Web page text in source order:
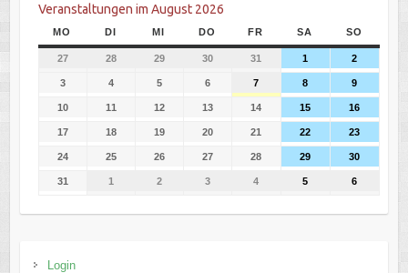
Veranstaltungen im August 2026
MO DI MI DO FR SA SO
27 28 29 30 31 1 2
3 4 5 6 7 8 9
10 11 12 13 14 15 16
17 18 19 20 21 22 23
24 25 26 27 28 29 30
31 1 2 3 4 5 6
Login